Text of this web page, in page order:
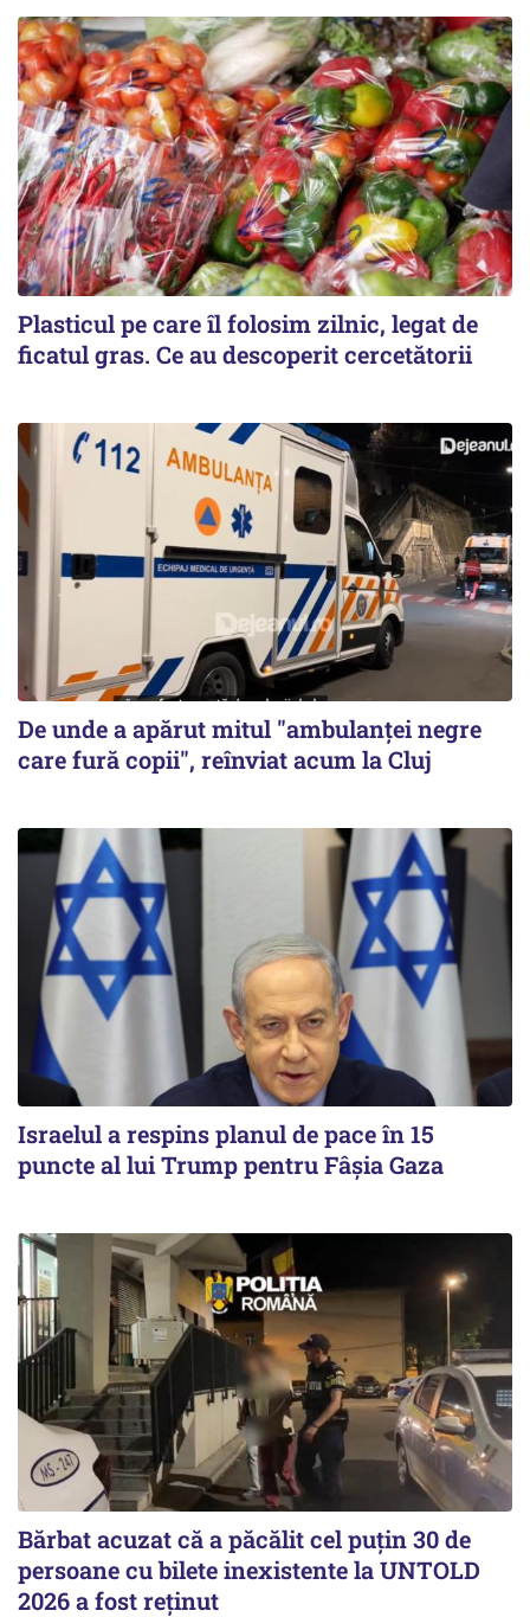
Plasticul pe care îl folosim zilnic, legat de
ficatul gras. Ce au descoperit cercetătorii
De unde a apărut mitul "ambulanței negre
care fură copii", reînviat acum la Cluj
Israelul a respins planul de pace în 15
puncte al lui Trump pentru Fâșia Gaza
Bărbat acuzat că a păcălit cel puțin 30 de
persoane cu bilete inexistente la UNTOLD
2026 a fost reținut